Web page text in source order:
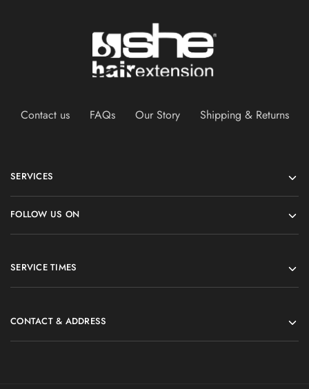
Contact us FAQs Our Story Shipping & Returns
SERVICES
FOLLOW US ON
SERVICE TIMES
CONTACT & ADDRESS